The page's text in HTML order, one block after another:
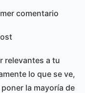
comentario
relevantes a tu
lo que se ve,
la mayoría de